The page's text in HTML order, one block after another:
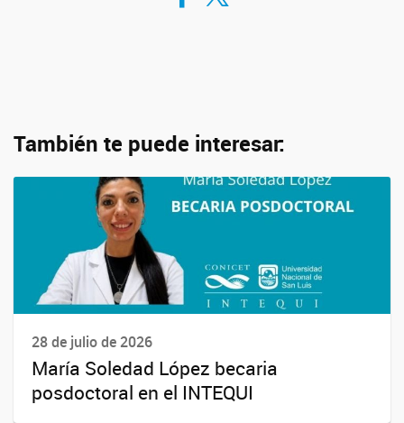
También te puede interesar:
28 de julio de 2026
María Soledad López becaria
posdoctoral en el INTEQUI